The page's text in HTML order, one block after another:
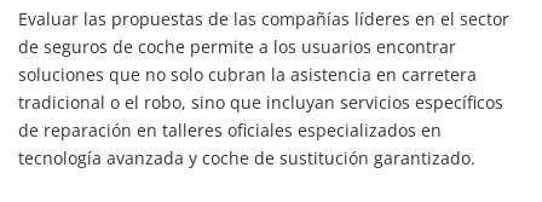
Evaluar las propuestas de las compañías líderes en el sector
de seguros de coche permite a los usuarios encontrar
soluciones que no solo cubran la asistencia en carretera
tradicional o el robo, sino que incluyan servicios específicos
de reparación en talleres oficiales especializados en
tecnología avanzada y coche de sustitución garantizado.